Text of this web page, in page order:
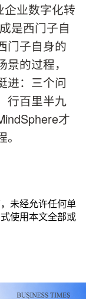
业数字化转
是西门子自
门子自身的
的过程，
进：三个问
行百里半九
才
未经允许任何单
使用本文全部或